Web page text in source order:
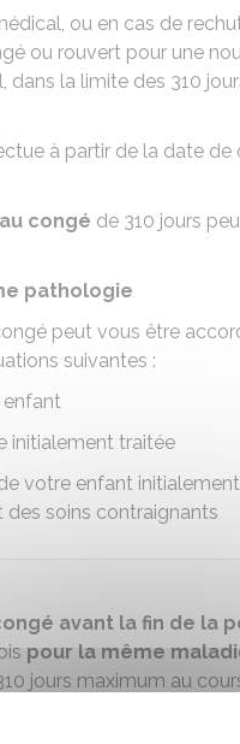
ou en cas de
ou rouvert pour une
la limite des 310
à partir de la date
congé de 310 jours
pathologie
peut vous être
suivantes :
initialement traitée
votre enfant
soins contraignants
avant la fin de la
pour la même
jours maximum au